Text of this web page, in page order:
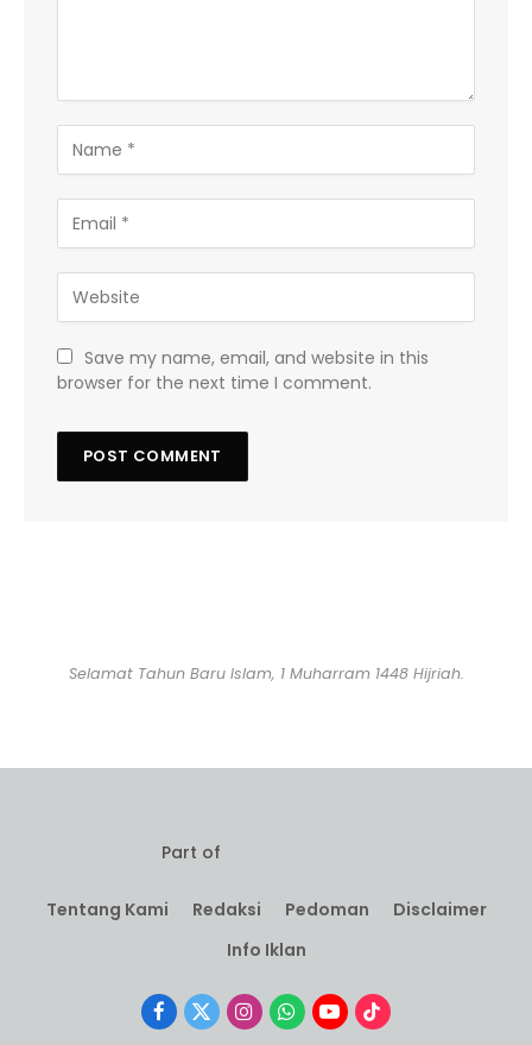
Save my name, email, and website in this
browser for the next time I comment.
Selamat Tahun Baru Islam, 1 Muharram 1448 Hijriah.
Part of
Tentang Kami Redaksi Pedoman
Disclaimer
Info Iklan
Facebook
X
InstagramWhatsApp
YouTubeTikTok